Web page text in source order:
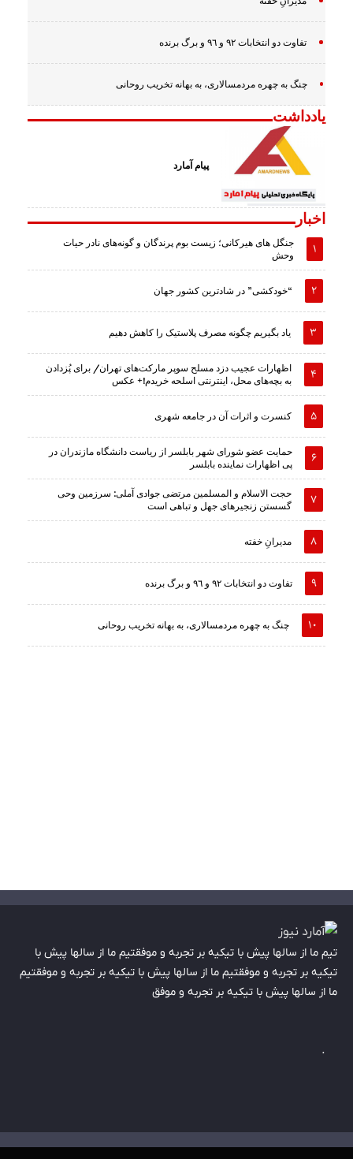
تفاوت دو انتخابات ٩٢ و ٩٦ و برگ برنده
چنگ به چهره مردمسالاری، به بهانه تخریب روحانی
یادداشت
پیام آمارد
اخبار
جنگل های هیرکانی؛ زیست بوم پرندگان و گونه‌های نادر حیات
وحش
“خودکشی” در شادترین کشور جهان
یاد بگیریم چگونه مصرف پلاستیک را کاهش دهیم
اظهارات عجیب دزد مسلح سوپر مارکت‌های تهران/ برای پُزدادن
به بچه‌های محل، اینترنتی اسلحه خریدم!+ عکس
کنسرت و اثرات آن در جامعه شهری
حمایت عضو شورای شهر بابلسر از ریاست دانشگاه مازندران در
پی اظهارات نماینده بابلسر
حجت الاسلام و المسلمین مرتضی جوادی آملی: سرزمین وحى
گسستن زنجیرهاى جهل و تباهى است
مدیرانِ خفته
تفاوت دو انتخابات ٩٢ و ٩٦ و برگ برنده
چنگ به چهره مردمسالاری، به بهانه تخریب روحانی
تیم ما از سالها پیش با تیکیه بر تجربه و موفقتیم ما از سالها پیش با
تیکیه بر تجربه و موفقتیم ما از سالها پیش با تیکیه بر تجربه و موفقتیم
ما از سالها پیش با تیکیه بر تجربه و موفق
.